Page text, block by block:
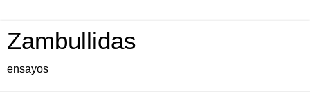
Zambullidas
ensayos